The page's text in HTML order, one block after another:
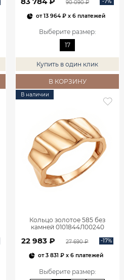
90 090 ₽
от13 964 ₽x 6 платежей
Выберите размер:
17
Купить в один клик
В КОРЗИНУ
В наличии
Кольцо золотое 585 без
камней 0101844Л00240
22 983 ₽ 27 690 ₽ -17%
от3 831 ₽x 6 платежей
Выберите размер: